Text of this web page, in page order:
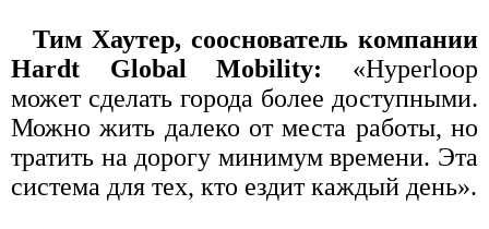
Тим Хаутер, сооснователь компании
Hardt Global Mobility: «Hyperloop
может сделать города более доступными.
Можно жить далеко от места работы, но
тратить на дорогу минимум времени. Эта
система для тех, кто ездит каждый день».